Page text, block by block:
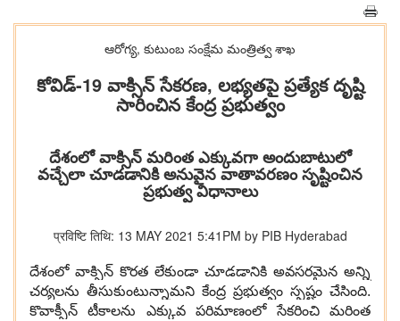
ఆరోగ్య, కుటుంబ సంక్షేమ‌ మంత్రిత్వ శాఖ
కోవిడ్-19 వాక్సిన్ సేకరణ, లభ్యతపై ప్రత్యేక దృష్టి
సారించిన కేంద్ర ప్రభుత్వం
దేశంలో వాక్సిన్ మరింత ఎక్కువగా అందుబాటులో
వచ్చేలా చూడడానికి అనువైన వాతావరణం సృష్టించిన
ప్రభుత్వ విధానాలు
प्रविष्टि तिथि: 13 MAY 2021 5:41PM by PIB Hyderabad
దేశంలో వాక్సిన్ కొరత లేకుండా చూడడానికి అవసరమైన అన్ని
చర్యలను తీసుకుంటున్నామని కేంద్ర ప్రభుత్వం స్పష్టం చేసింది.
కొవాక్సీన్ టీకాలను ఎక్కువ పరిమాణంలో సేకరించి మరింత